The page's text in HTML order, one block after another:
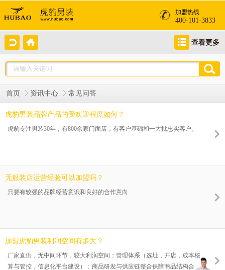
加盟热线
400-101-3833
查看更多
首页 资讯中心 常见问答
虎豹男装品牌产品的受欢迎程度如何？
虎豹专注男装30年，有800余家门面店，有客户基础和一大批忠实客户。
无服装店运营经验可以加盟吗？
只要有较强的品牌经营意识和良好的合作意向
加盟虎豹男装利润空间有多大？
厂家直供，无中间环节，较大利润空间；管理体系（选址，开店，成本核
算与管控，信息化平台建设）；商品研发与供应链整合保障商品结构合